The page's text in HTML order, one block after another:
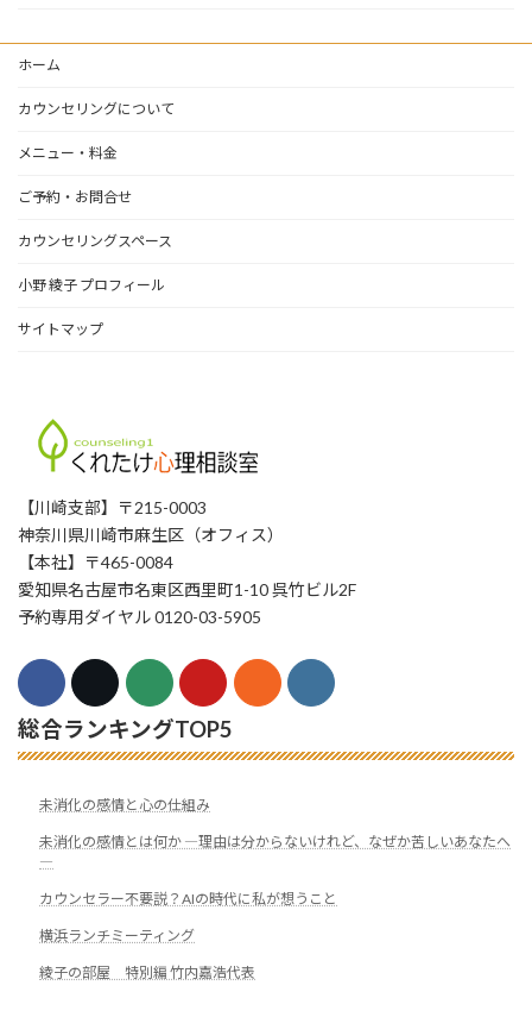
ホーム
カウンセリングについて
メニュー・料金
ご予約・お問合せ
カウンセリングスペース
小野 綾子 プロフィール
サイトマップ
【川崎支部】〒215-0003
神奈川県川崎市麻生区（オフィス）
【本社】〒465-0084
愛知県名古屋市名東区西里町1-10 呉竹ビル2F
予約専用ダイヤル 0120-03-5905
総合ランキングTOP5
未消化の感情と心の仕組み
未消化の感情とは何か ―理由は分からないけれど、なぜか苦しいあなたへ
―
カウンセラー不要説？AIの時代に私が想うこと
横浜ランチミーティング
綾子の部屋 特別編 竹内嘉浩代表